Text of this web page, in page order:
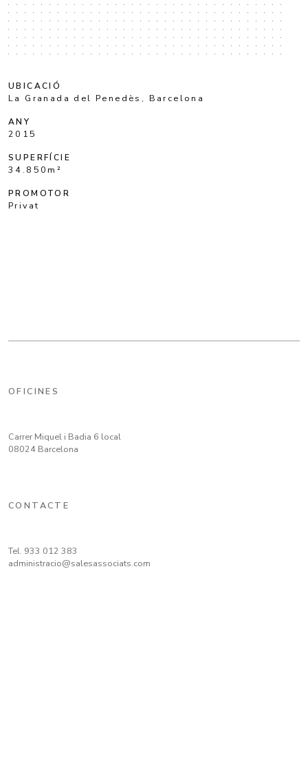
UBICACIÓ
La Granada del Penedès, Barcelona
ANY
2015
SUPERFÍCIE
34.850m²
PROMOTOR
Privat
OFICINES
Carrer Miquel i Badia 6 local
08024 Barcelona
CONTACTE
Tel. 933 012 383
administracio@salesassociats.com